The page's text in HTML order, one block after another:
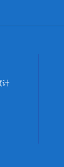
计